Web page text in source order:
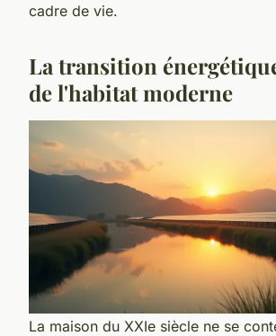
cadre de vie.
La transition
de l'habitat moderne
La maison du XXIe siècle ne se